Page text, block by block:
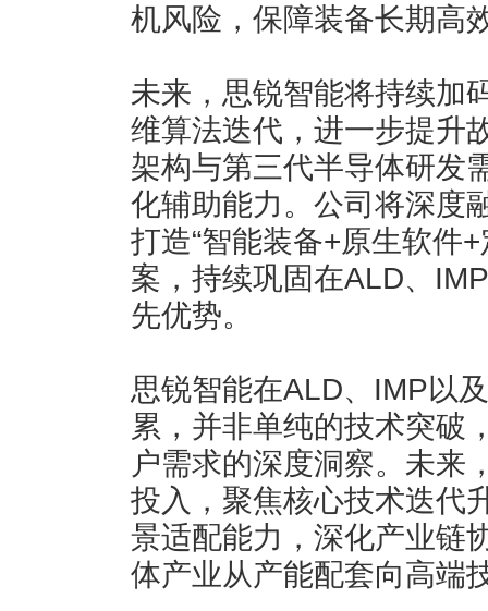
机风险，保障装备长期高
未来，思锐智能将持续加
维算法迭代，进一步提升
架构与第三代半导体研发
化辅助能力。公司将深度
打造“智能装备+原生软件
案，持续巩固在ALD、
先优势。
思锐智能在ALD、IMP以
累，并非单纯的技术突破
户需求的深度洞察。未来
投入，聚焦核心技术迭代
景适配能力，深化产业链
体产业从产能配套向高端